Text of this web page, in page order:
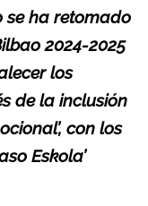
se ha retomado
2024-2025
los
de la inclusión
con los
Eskola’